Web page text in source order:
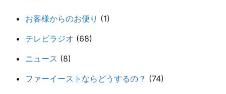
お客様からのお便り (1)
テレビラジオ (68)
ニュース (8)
ファーイーストならどうするの？ (74)